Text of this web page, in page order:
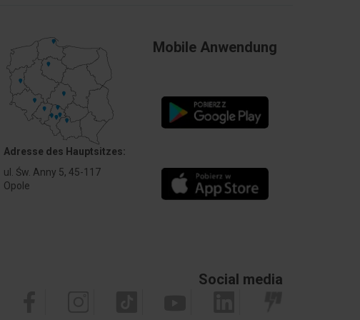
Adresse des Hauptsitzes:
ul. Św. Anny 5, 45-117
Opole
Mobile Anwendung
Social media